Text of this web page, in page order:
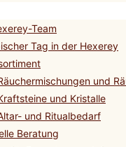
Team
Tag in der Hexerey
und
und Kristalle
und Ritualbedarf
Beratung